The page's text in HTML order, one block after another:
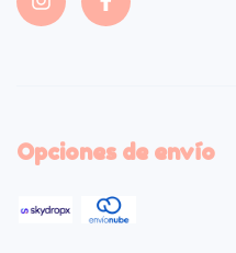
Opciones de envío